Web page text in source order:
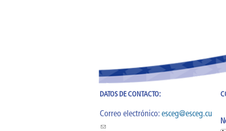
DATOS DE CONTACTO:
Correo electrónico: esceg@esceg.cu
(link sends e-mail)